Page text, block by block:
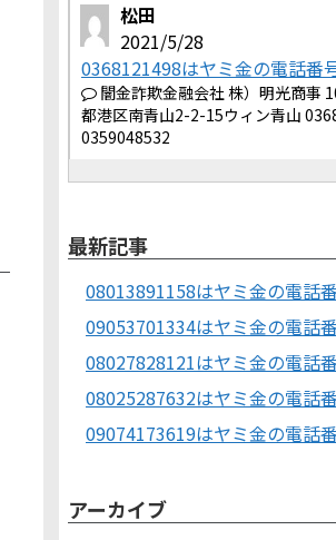
松田
2021/5/28
0368121498はヤミ金の電話番
闇金詐欺金融会社 株）明光商事
都港区南青山2-2-15ウィン青山
0359048532
最新記事
08013891158はヤミ金の電話
09053701334はヤミ金の電話
08027828121はヤミ金の電話
08025287632はヤミ金の電話
09074173619はヤミ金の電話
アーカイブ